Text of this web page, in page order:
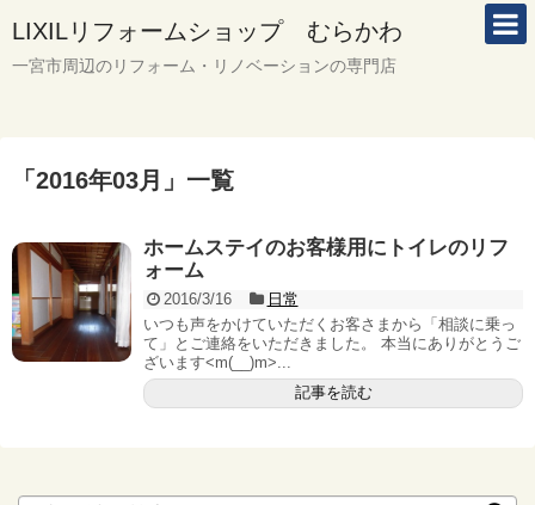
LIXILリフォームショップ むらかわ
一宮市周辺のリフォーム・リノベーションの専門店
「 2016年03月 」 一覧
ホームステイのお客様用にトイレのリフ
ォーム
2016/3/16
日常
いつも声をかけていただくお客さまから「相談に乗っ
て」とご連絡をいただきました。 本当にありがとうご
ざいます<m(__)m>...
記事を読む